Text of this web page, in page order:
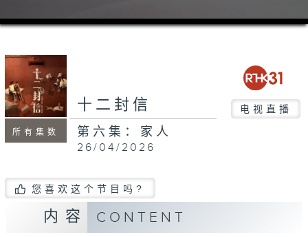
所有集数
十二封信 电视直播
第六集：家人
26/04/2026
您喜欢这个节目吗?
内容 CONTENT